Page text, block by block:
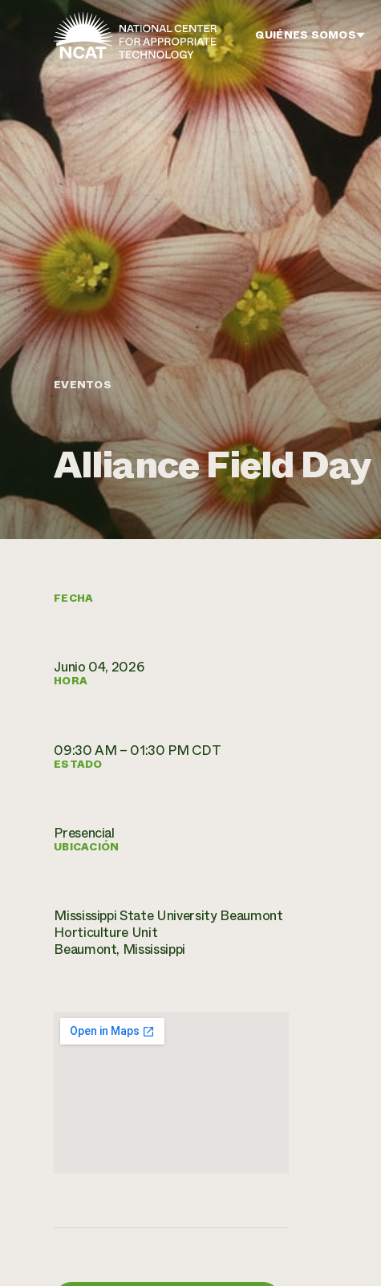
Ir al contenido principal
QUIÉNES SOMOS
EVENTOS
Alliance Field Day
FECHA
Junio 04, 2026
HORA
09:30 AM – 01:30 PM CDT
ESTADO
Presencial
UBICACIÓN
Mississippi State University Beaumont
Horticulture Unit
Beaumont, Mississippi